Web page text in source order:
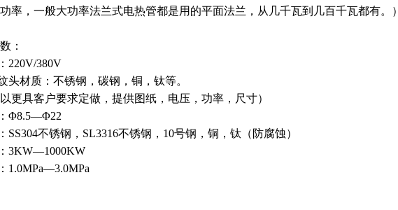
率，一般大功率法兰式电热管都是用的平面法兰，从几千瓦到几百千瓦都有。）
：
220V/380V
头材质：不锈钢，碳钢，铜，钛等。
更具客户要求定做，提供图纸，电压，功率，尺寸）
Φ8.5—Φ22
SS304不锈钢，SL3316不锈钢，10号钢，铜，钛（防腐蚀）
3KW—1000KW
1.0MPa—3.0MPa